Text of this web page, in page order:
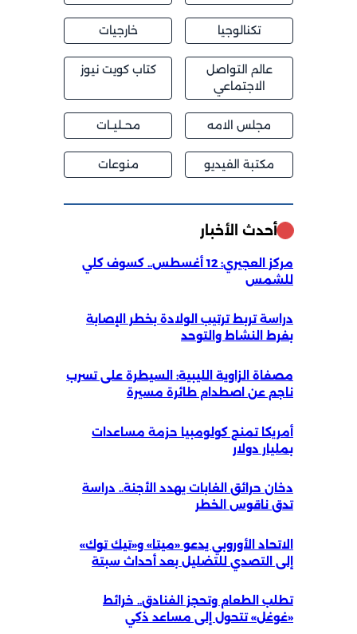
تكنالوجيا خارجيات
عالم التواصل
الاجتماعي
كتاب كويت نيوز
مجلس الامه محــليــات
مكتبة الفيديو منوعات
أحدث الأخبار
مركز العجيري: 12 أغسطس.. كسوف كلي
للشمس
دراسة تربط ترتيب الولادة بخطر الإصابة
بفرط النشاط والتوحد
مصفاة الزاوية الليبية: السيطرة على تسرب
ناجم عن اصطدام طائرة مسيرة
أمريكا تمنح كولومبيا حزمة مساعدات
بمليار دولار
دخان حرائق الغابات يهدد الأجنة.. دراسة
تدق ناقوس الخطر
الاتحاد الأوروبي يدعو «ميتا» و«تيك توك»
إلى التصدي للتضليل بعد أحداث سبتة
تطلب الطعام وتحجز الفنادق.. خرائط
«غوغل» تتحول إلى مساعد ذكي